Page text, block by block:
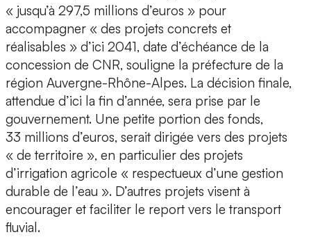
« jusqu’à 297,5 millions d’euros » pour
accompagner « des projets concrets et
réalisables » d’ici 2041, date d’échéance de la
concession de CNR, souligne la préfecture de la
région Auvergne-Rhône-Alpes. La décision finale,
attendue d’ici la fin d’année, sera prise par le
gouvernement. Une petite portion des fonds,
33 millions d’euros, serait dirigée vers des projets
« de territoire », en particulier des projets
d’irrigation agricole « respectueux d’une gestion
durable de l’eau ». D’autres projets visent à
encourager et faciliter le report vers le transport
fluvial.